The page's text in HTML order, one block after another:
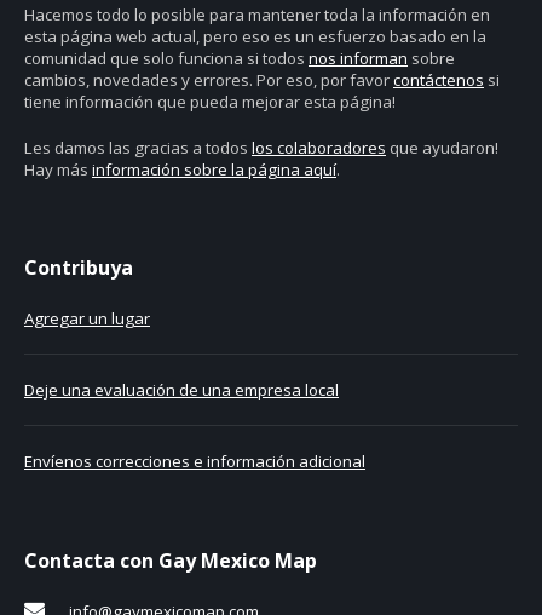
Hacemos todo lo posible para mantener toda la información en
esta página web actual, pero eso es un esfuerzo basado en la
comunidad que solo funciona si todos nos informan sobre
cambios, novedades y errores. Por eso, por favorcontáctenos si
tiene información que pueda mejorar esta página!
Les damos las gracias a todos los colaboradores que ayudaron!
Hay más información sobre la página aquí.
Contribuya
Agregar un lugar
Deje una evaluación de una empresa local
Envíenos correcciones e información adicional
Contacta con Gay Mexico Map